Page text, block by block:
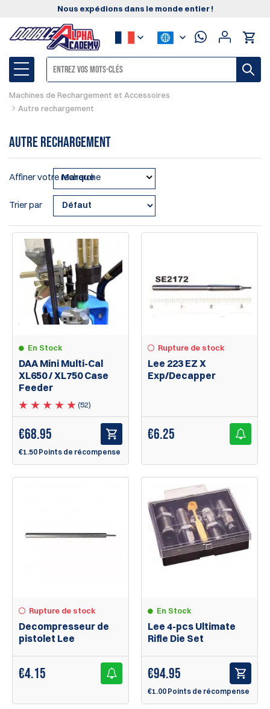
Nous expédions dans le monde entier !
Machines de Rechargement et Accessoires
Autre rechargement
Autre rechargement
Affiner votre recherche
Marque
Trier par
En Stock
DAA Mini Multi-Cal
XL650 / XL750 Case
Feeder
(52)
€68.95
€1.50 Points de récompense
Rupture de stock
Lee 223 EZ X
Exp/Decapper
€6.25
Rupture de stock
Decompresseur de
pistolet Lee
€4.15
En Stock
Lee 4-pcs Ultimate
Rifle Die Set
€94.95
€1.00 Points de récompense